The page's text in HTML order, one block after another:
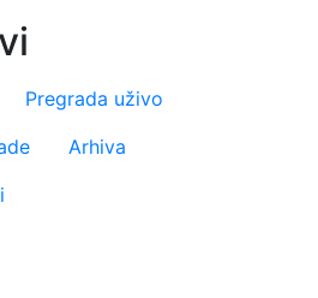
Pregrada uživo
Arhiva